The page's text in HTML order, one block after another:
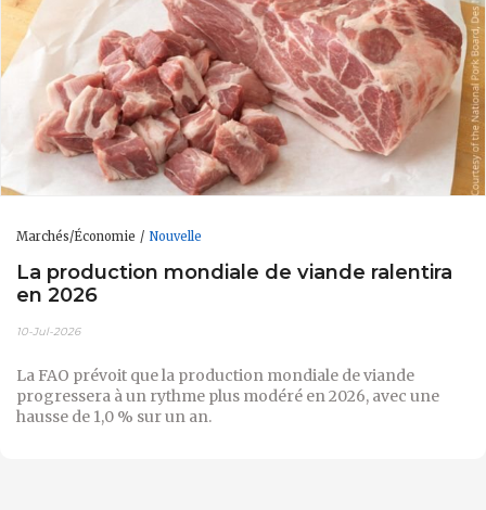
Marchés/Économie Nouvelle
La production mondiale de viande ralentira
en 2026
10-Jul-2026
La FAO prévoit que la production mondiale de viande
progressera à un rythme plus modéré en 2026, avec une
hausse de 1,0 % sur un an.